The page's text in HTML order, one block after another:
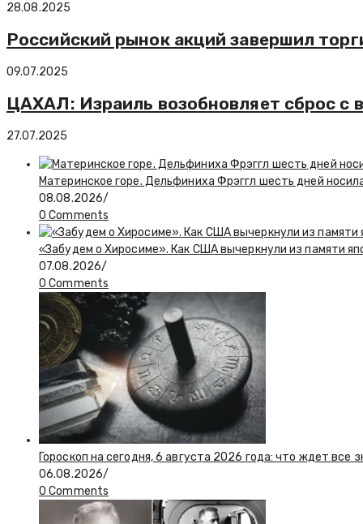
28.08.2025
Российский рынок акций завершил
09.07.2025
ЦАХАЛ: Израиль возобновляет сброс с
27.07.2025
Материнское горе. Дельфиниха Фрэггл шесть дней
08.08.2026/
0 Comments
«Забудем о Хиросиме». Как США вычеркнули из памяти
07.08.2026/
0 Comments
Гороскоп на сегодня, 6 августа 2026 года: что ждет все
06.08.2026/
0 Comments